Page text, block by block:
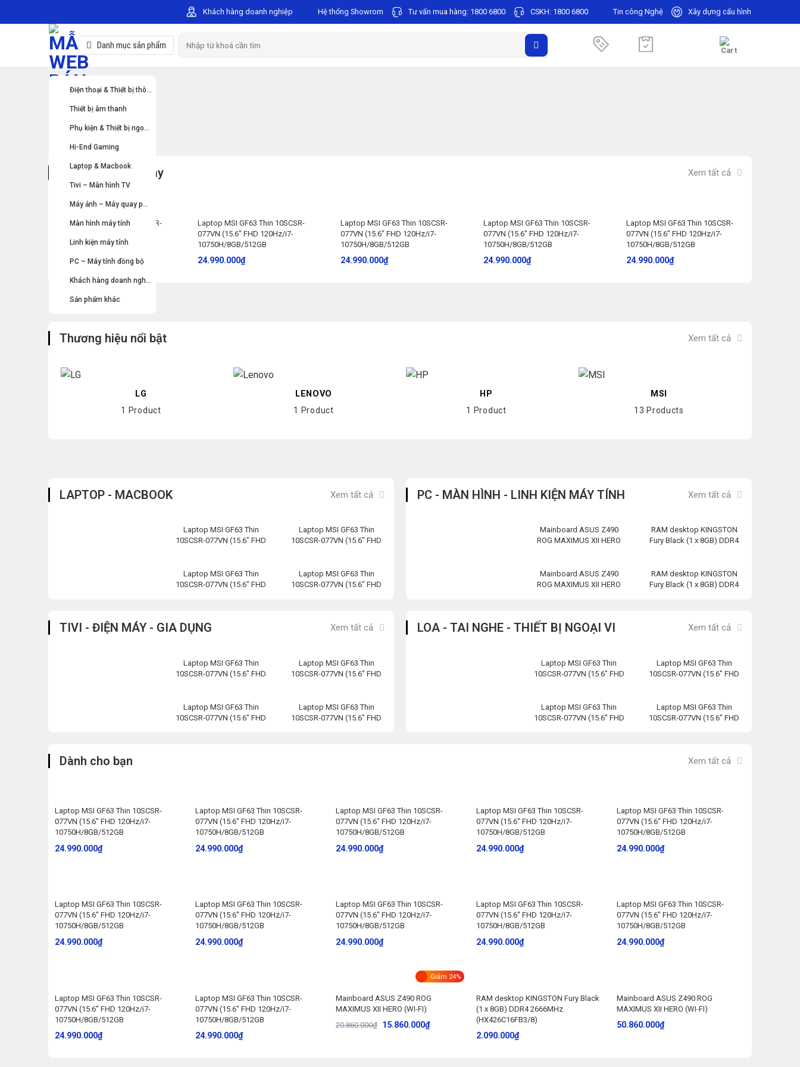
to
Khách hàng doanh nghiệp Hệ thống Showrom Tư vấn mua hàng: 1800 6800 CSKH: 1800 6800 Tin công Nghệ Xây dựng cấu hình
Danh mục sản phẩm
Điện thoại & Thiết bị thông minh
Thiết bị âm thanh
Phụ kiện & Thiết bị ngoại vi
Hi-End Gaming
Laptop & Macbook
Tivi – Màn hình TV
Máy ảnh – Máy quay phim
Màn hình máy tính
Linh kiện máy tính
PC – Máy tính đồng bộ
Khách hàng doanh nghiệp
Sản phẩm khác
Sản phẩm bán chạy Xem tất cả
Laptop MSI GF63 Thin 10SCSR-
10750H/8GB/512GB
24.990.000₫
Laptop MSI GF63 Thin 10SCSR-
077VN (15.6″ FHD 120Hz/i7-
10750H/8GB/512GB
24.990.000₫
Laptop MSI GF63 Thin 10SCSR-
077VN (15.6″ FHD 120Hz/i7-
10750H/8GB/512GB
24.990.000₫
Laptop MSI GF63 Thin 10SCSR-
077VN (15.6″ FHD 120Hz/i7-
10750H/8GB/512GB
24.990.000₫
Laptop MSI GF63 Thin 10SCSR-
077VN (15.6″ FHD 120Hz/i7-
10750H/8GB/512GB
24.990.000₫
Thương hiệu nổi bật Xem tất cả
LG
1 Product
LENOVO
1 Product
HP
1 Product
MSI
13 Products
LAPTOP - MACBOOK Xem tất cả
Laptop MSI GF63 Thin
10SCSR-077VN (15.6″ FHD
Laptop MSI GF63 Thin
10SCSR-077VN (15.6″ FHD
Laptop MSI GF63 Thin
10SCSR-077VN (15.6″ FHD
Laptop MSI GF63 Thin
10SCSR-077VN (15.6″ FHD
PC - MÀN HÌNH - LINH KIỆN MÁY TÍNH Xem tất cả
Mainboard ASUS Z490
ROG MAXIMUS XII HERO
RAM desktop KINGSTON
Fury Black (1 x 8GB) DDR4
Mainboard ASUS Z490
ROG MAXIMUS XII HERO
RAM desktop KINGSTON
Fury Black (1 x 8GB) DDR4
TIVI - ĐIỆN MÁY - GIA DỤNG Xem tất cả
Laptop MSI GF63 Thin
10SCSR-077VN (15.6″ FHD
Laptop MSI GF63 Thin
10SCSR-077VN (15.6″ FHD
Laptop MSI GF63 Thin
10SCSR-077VN (15.6″ FHD
Laptop MSI GF63 Thin
10SCSR-077VN (15.6″ FHD
LOA - TAI NGHE - THIẾT BỊ NGOẠI VI Xem tất cả
Laptop MSI GF63 Thin
10SCSR-077VN (15.6″ FHD
Laptop MSI GF63 Thin
10SCSR-077VN (15.6″ FHD
Laptop MSI GF63 Thin
10SCSR-077VN (15.6″ FHD
Laptop MSI GF63 Thin
10SCSR-077VN (15.6″ FHD
Dành cho bạn Xem tất cả
Laptop MSI GF63 Thin 10SCSR-
077VN (15.6″ FHD 120Hz/i7-
10750H/8GB/512GB
24.990.000₫
Laptop MSI GF63 Thin 10SCSR-
077VN (15.6″ FHD 120Hz/i7-
10750H/8GB/512GB
24.990.000₫
Laptop MSI GF63 Thin 10SCSR-
077VN (15.6″ FHD 120Hz/i7-
10750H/8GB/512GB
24.990.000₫
Laptop MSI GF63 Thin 10SCSR-
077VN (15.6″ FHD 120Hz/i7-
10750H/8GB/512GB
24.990.000₫
Laptop MSI GF63 Thin 10SCSR-
077VN (15.6″ FHD 120Hz/i7-
10750H/8GB/512GB
24.990.000₫
Laptop MSI GF63 Thin 10SCSR-
077VN (15.6″ FHD 120Hz/i7-
10750H/8GB/512GB
24.990.000₫
Laptop MSI GF63 Thin 10SCSR-
077VN (15.6″ FHD 120Hz/i7-
10750H/8GB/512GB
24.990.000₫
Laptop MSI GF63 Thin 10SCSR-
077VN (15.6″ FHD 120Hz/i7-
10750H/8GB/512GB
24.990.000₫
Laptop MSI GF63 Thin 10SCSR-
077VN (15.6″ FHD 120Hz/i7-
10750H/8GB/512GB
24.990.000₫
Laptop MSI GF63 Thin 10SCSR-
077VN (15.6″ FHD 120Hz/i7-
10750H/8GB/512GB
24.990.000₫
Laptop MSI GF63 Thin 10SCSR-
077VN (15.6″ FHD 120Hz/i7-
10750H/8GB/512GB
24.990.000₫
Laptop MSI GF63 Thin 10SCSR-
077VN (15.6″ FHD 120Hz/i7-
10750H/8GB/512GB
24.990.000₫
Giảm 24%
Mainboard ASUS Z490 ROG
MAXIMUS XII HERO (WI-FI)
20.860.000₫ 15.860.000₫
RAM desktop KINGSTON Fury Black
(1 x 8GB) DDR4 2666MHz
(HX426C16FB3/8)
2.090.000₫
Mainboard ASUS Z490 ROG
MAXIMUS XII HERO (WI-FI)
50.860.000₫